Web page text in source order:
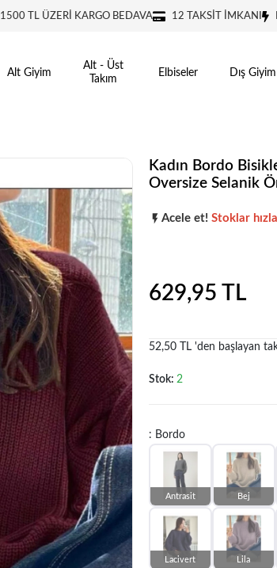
1500 TL ÜZERİ KARGO BEDAVA 12 TAKSİT İMKANI
Alt Giyim
Alt - Üst
Takım
Elbiseler Dış Giyim
Kadın Bordo
Oversize Selanik
Şu andaçok talep
Acele et! Stoklar
629,95 TL
52,50 TL 'den başlayan
Stok: 2
: Bordo
Antrasit Bej
Lacivert Lila